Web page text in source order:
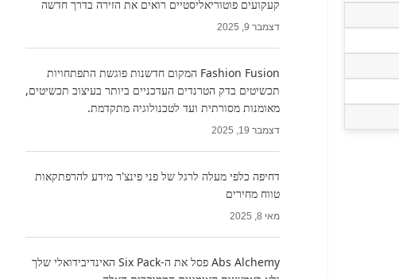
קעקועים פוטוריאליסטיים רואים את הזירה בדרך חדשה
דצמבר 9, 2025
Fashion Fusion המקום חדשנות פוגשת התפתחויות
תכשיטים בדק הטרנדים העדכניים ביותר בעיצוב תכשיטים,
מאומנות מסורתית ועד לטכנולוגיה מתקדמת.
דצמבר 19, 2025
דחיפה כלפי מעלה לרגל של פני פינצ'ר מידע להרפתקאות
טווח מחירים
מאי 8, 2025
Abs Alchemy פסל את ה-Six Pack האינדיבידואלי שלך